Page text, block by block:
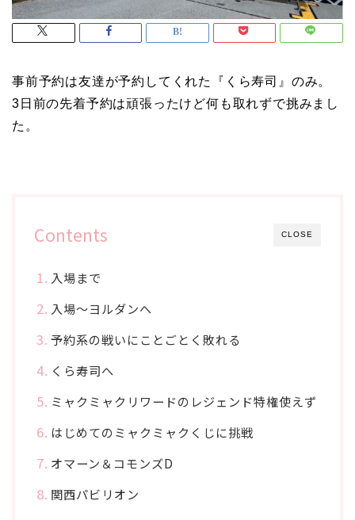
事前予約は友達が予約してくれた『くら寿司』のみ。
3日前の先着予約は頑張ったけど何も取れずで挑みまし
た。
CLOSE
Contents
入場まで
入場～ヨルダンへ
予約系の戦いにことごとく敗れる
くら寿司へ
ミャクミャクリワードのレジェンド特権使えず
はじめてのミャクミャクくじに挑戦
オマーン＆コモンズD
関西パビリオン